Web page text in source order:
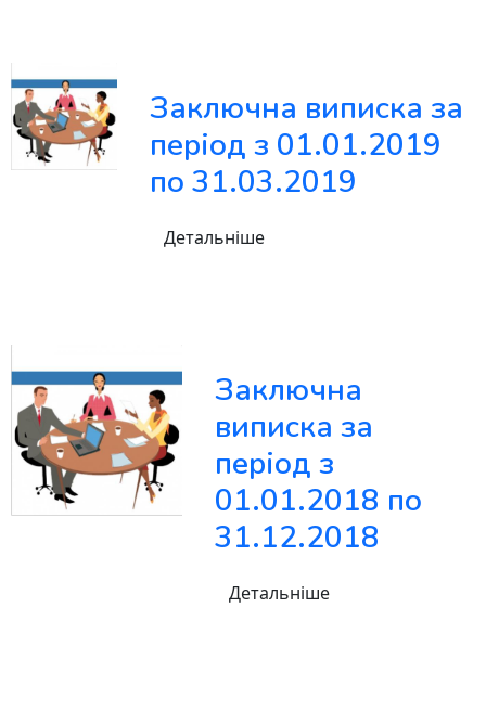
Заключна виписка за
період з 01.01.2019
по 31.03.2019
Детальніше
Заключна
виписка за
період з
01.01.2018 по
31.12.2018
Детальніше